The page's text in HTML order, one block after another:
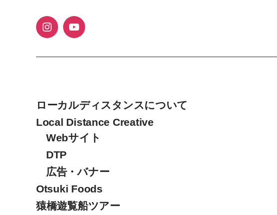
ローカルディスタンスについて
Local Distance Creative
Webサイト
DTP
広告・バナー
Otsuki Foods
猿橋遊覧船ツアー